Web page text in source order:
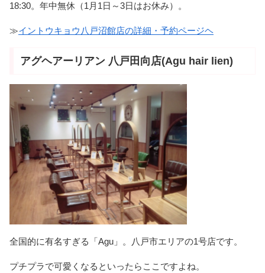
18:30。年中無休（1月1日～3日はお休み）。
≫イントウキョウ八戸沼館店の詳細・予約ページヘ
アグヘアーリアン 八戸田向店(Agu hair lien)
全国的に有名すぎる「Agu」。八戸市エリアの1号店です。
プチプラで可愛くなるといったらここですよね。